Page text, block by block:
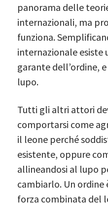
panorama delle
internazionali, ma
funziona.
internazionale esiste
garante dell’ordine,
lupo.
Tutti gli altri attori
comportarsi come
il leone perché
esistente, oppure
allineandosi al lupo
cambiarlo. Un ordine
forza combinata del